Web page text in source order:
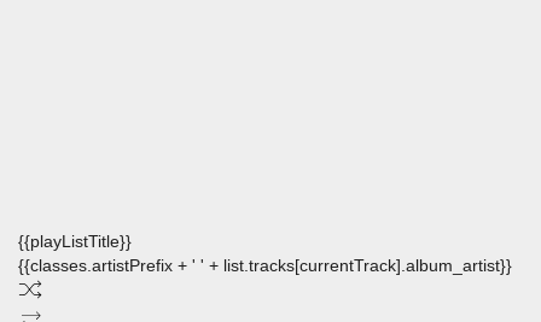
{{playListTitle}}
{{classes.artistPrefix + ' ' + list.tracks[currentTrack].album_artist}}